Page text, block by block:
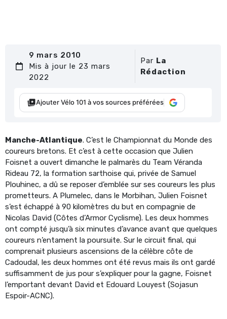
9 mars 2010
Mis à jour le 23 mars
2022
Par La
Rédaction
Ajouter Vélo 101 à vos sources préférées
Manche-Atlantique. C’est le Championnat du Monde des
coureurs bretons. Et c’est à cette occasion que Julien
Foisnet a ouvert dimanche le palmarès du Team Véranda
Rideau 72, la formation sarthoise qui, privée de Samuel
Plouhinec, a dû se reposer d’emblée sur ses coureurs les plus
prometteurs. A Plumelec, dans le Morbihan, Julien Foisnet
s’est échappé à 90 kilomètres du but en compagnie de
Nicolas David (Côtes d’Armor Cyclisme). Les deux hommes
ont compté jusqu’à six minutes d’avance avant que quelques
coureurs n’entament la poursuite. Sur le circuit final, qui
comprenait plusieurs ascensions de la célèbre côte de
Cadoudal, les deux hommes ont été revus mais ils ont gardé
suffisamment de jus pour s’expliquer pour la gagne, Foisnet
l’emportant devant David et Edouard Louyest (Sojasun
Espoir-ACNC).